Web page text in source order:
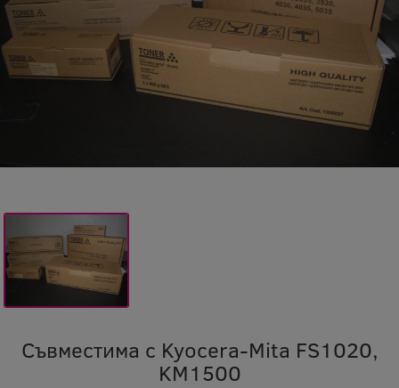
Съвместима с Kyocera-Mita FS1020,
KM1500